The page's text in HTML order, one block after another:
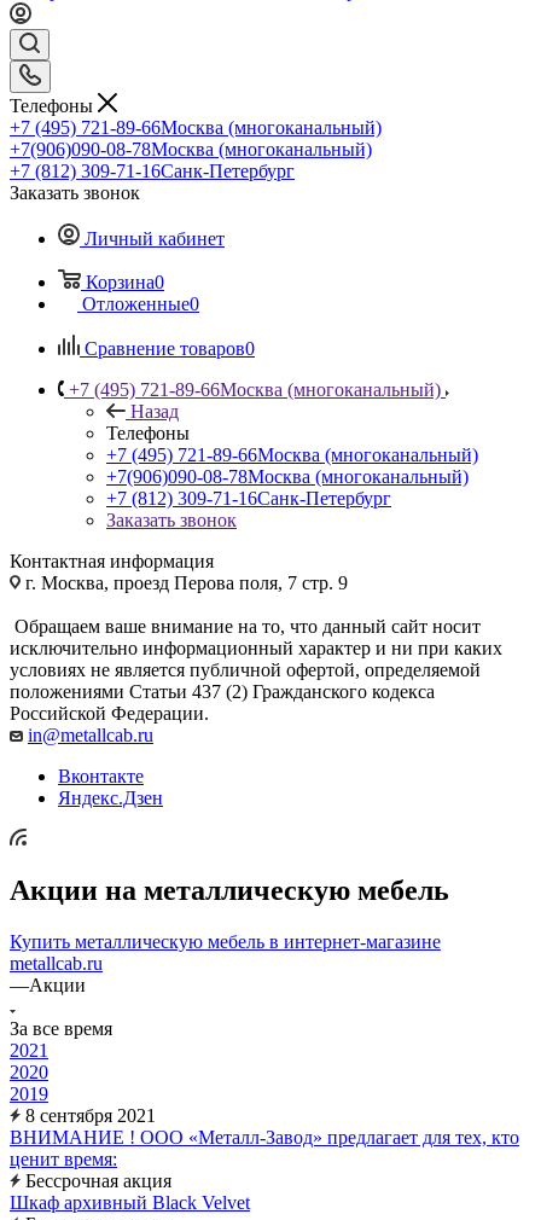
Телефоны
+7 (495) 721-89-66Москва (многоканальный)
+7(906)090-08-78Москва (многоканальный)
+7 (812) 309-71-16Санк-Петербург
Заказать звонок
Личный кабинет
Корзина0
Отложенные0
Сравнение товаров0
+7 (495) 721-89-66Москва (многоканальный)
Назад
Телефоны
+7 (495) 721-89-66Москва (многоканальный)
+7(906)090-08-78Москва (многоканальный)
+7 (812) 309-71-16Санк-Петербург
Заказать звонок
Контактная информация
г. Москва, проезд Перова поля, 7 стр. 9
Обращаем ваше внимание на то, что данный сайт носит
исключительно информационный характер и ни при каких
условиях не является публичной офертой, определяемой
положениями Статьи 437 (2) Гражданского кодекса
Российской Федерации.
in@metallcab.ru
Вконтакте
Яндекс.Дзен
Акции на металлическую мебель
Купить металлическую мебель в интернет-магазине
metallcab.ru
—Акции
За все время
2021
2020
2019
8 сентября 2021
ВНИМАНИЕ ! ООО «Металл-Завод» предлагает для тех, кто
ценит время:
Бессрочная акция
Шкаф архивный Black Velvet